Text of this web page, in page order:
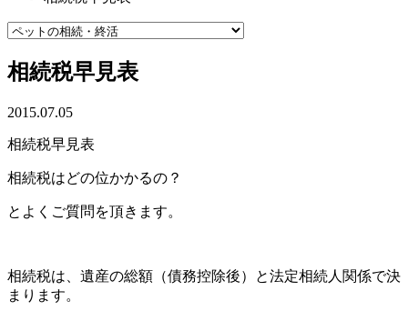
相続税早見表
2015.07.05
相続税早見表
相続税はどの位かかるの？
とよくご質問を頂きます。
相続税は、遺産の総額（債務控除後）と法定相続人関係で決
まります。